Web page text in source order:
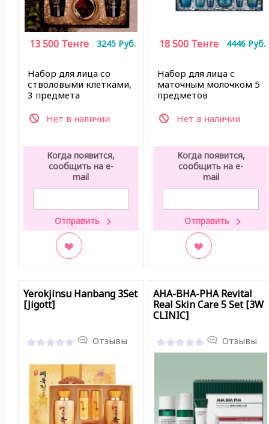
Набор для лица со
стволовыми клетками,
3 предмета
Нет в наличии
13 500 Тенге 3245 Руб.
Когда появится,
сообщить на e-
mail
Набор для лица с
маточным молочком 5
предметов
Нет в наличии
18 500 Тенге 4446 Руб.
Когда появится,
сообщить на e-
mail
Yerokjinsu Hanbang 3Set
[Jigott]
Отзывы
AHA-BHA-PHA Revital
Real Skin Care 5 Set [3W
CLINIC]
Отзывы